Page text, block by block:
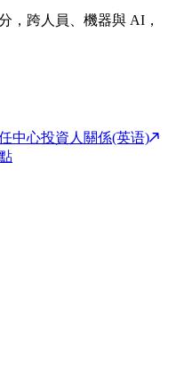
，跨人員、機器與 AI，
中心投資人關係(英语)